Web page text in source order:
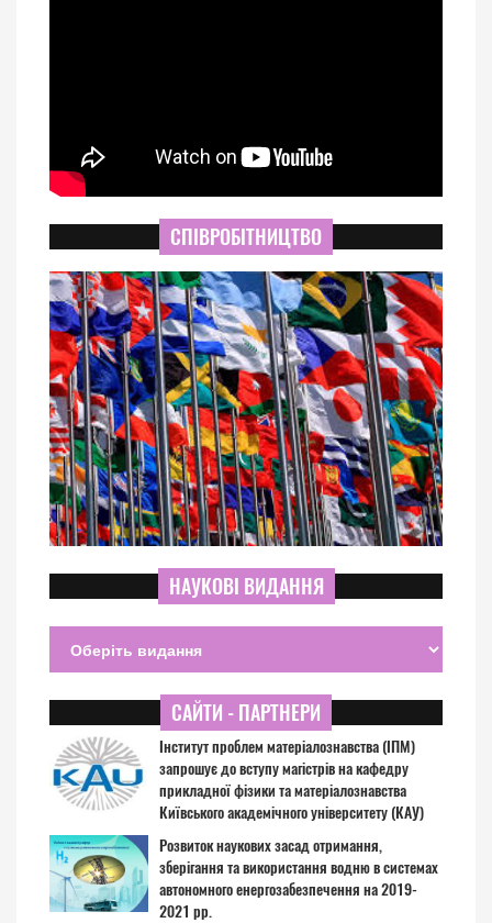
СПІВРОБІТНИЦТВО
НАУКОВІ ВИДАННЯ
САЙТИ - ПАРТНЕРИ
Інститут проблем матеріалознавства (ІПМ)
запрошує до вступу магістрів на кафедру
прикладної фізики та матеріалознавства
Київського академічного університету (КАУ)
Розвиток наукових засад отримання,
зберігання та використання водню в системах
автономного енергозабезпечення на 2019-
2021 рр.